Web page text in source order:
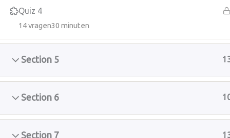
Quiz 4
30 minuten
14 vragen
Section 5
Section 6
Section 7